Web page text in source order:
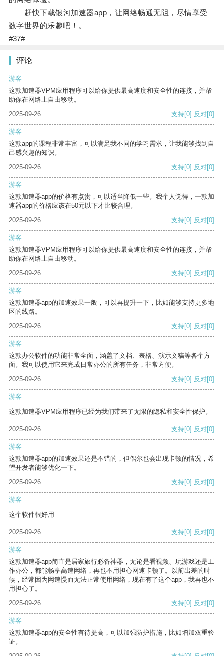
赶快下载银河加速器app，让网络畅通无阻，尽情享受
数字世界的乐趣吧！。
#37#
评论
游客
这款加速器VPM应用程序可以给你提供最高速度和安全性的连接，并帮
助你在网络上自由移动。
2025-09-26
支持[0] 反对[0]
游客
这款app的课程非常丰富，可以满足我不同的学习需求，让我能够找到自
己感兴趣的知识。
2025-09-26
支持[0] 反对[0]
游客
这款加速器app的价格有点贵，可以适当降低一些。我个人觉得，一款加
速器app的价格应该在50元以下才比较合理。
2025-09-26
支持[0] 反对[0]
游客
这款加速器VPM应用程序可以给你提供最高速度和安全性的连接，并帮
助你在网络上自由移动。
2025-09-26
支持[0] 反对[0]
游客
这款加速器app的加速效果一般，可以再提升一下，比如能够支持更多地
区的线路。
2025-09-26
支持[0] 反对[0]
游客
这款办公软件的功能非常全面，涵盖了文档、表格、演示文稿等各个方
面。我可以使用它来完成日常办公的所有任务，非常方便。
2025-09-26
支持[0] 反对[0]
游客
这款加速器VPM应用程序已经为我们带来了无限的隐私和安全性保护。
2025-09-26 支持[0] 反对[0]
游客
这款加速器app的加速效果还是不错的，但偶尔也会出现卡顿的情况，希
望开发者能够优化一下。
2025-09-26
支持[0] 反对[0]
游客
这个软件很好用
2025-09-26 支持[0] 反对[0]
游客
这款加速器app简直是居家旅行必备神器，无论是看视频、玩游戏还是工
作办公，都能畅享高速网络，再也不用担心网速卡顿了。以前出差的时
候，经常因为网速慢而无法正常使用网络，现在有了这个app，我再也不
用担心了。
2025-09-26
支持[0] 反对[0]
游客
这款加速器app的安全性有待提高，可以加强防护措施，比如增加双重验
证。